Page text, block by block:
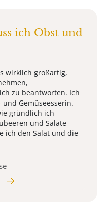
ich Obst und
wirklich großartig,
zu beantworten. Ich
Gemüseesserin.
gründlich ich
und Salate
ich den Salat und die